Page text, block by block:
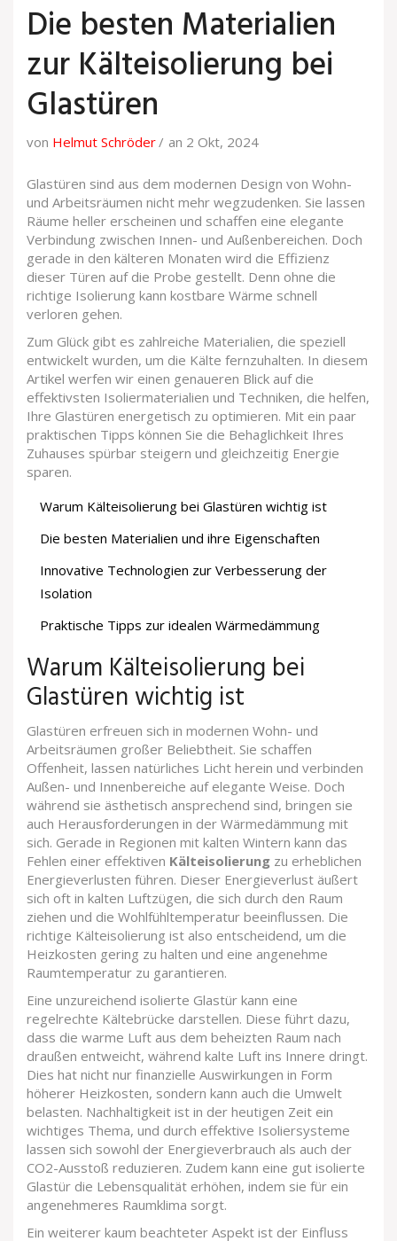
Die besten Materialien
zur Kälteisolierung bei
Glastüren
von Helmut Schröder an 2 Okt, 2024
Glastüren sind aus dem modernen Design von Wohn-
und Arbeitsräumen nicht mehr wegzudenken. Sie lassen
Räume heller erscheinen und schaffen eine elegante
Verbindung zwischen Innen- und Außenbereichen. Doch
gerade in den kälteren Monaten wird die Effizienz
dieser Türen auf die Probe gestellt. Denn ohne die
richtige Isolierung kann kostbare Wärme schnell
verloren gehen.
Zum Glück gibt es zahlreiche Materialien, die speziell
entwickelt wurden, um die Kälte fernzuhalten. In diesem
Artikel werfen wir einen genaueren Blick auf die
effektivsten Isoliermaterialien und Techniken, die helfen,
Ihre Glastüren energetisch zu optimieren. Mit ein paar
praktischen Tipps können Sie die Behaglichkeit Ihres
Zuhauses spürbar steigern und gleichzeitig Energie
sparen.
Warum Kälteisolierung bei Glastüren wichtig ist
Die besten Materialien und ihre Eigenschaften
Innovative Technologien zur Verbesserung der
Isolation
Praktische Tipps zur idealen Wärmedämmung
Warum Kälteisolierung bei
Glastüren wichtig ist
Glastüren erfreuen sich in modernen Wohn- und
Arbeitsräumen großer Beliebtheit. Sie schaffen
Offenheit, lassen natürliches Licht herein und verbinden
Außen- und Innenbereiche auf elegante Weise. Doch
während sie ästhetisch ansprechend sind, bringen sie
auch Herausforderungen in der Wärmedämmung mit
sich. Gerade in Regionen mit kalten Wintern kann das
Fehlen einer effektiven Kälteisolierung zu erheblichen
Energieverlusten führen. Dieser Energieverlust äußert
sich oft in kalten Luftzügen, die sich durch den Raum
ziehen und die Wohlfühltemperatur beeinflussen. Die
richtige Kälteisolierung ist also entscheidend, um die
Heizkosten gering zu halten und eine angenehme
Raumtemperatur zu garantieren.
Eine unzureichend isolierte Glastür kann eine
regelrechte Kältebrücke darstellen. Diese führt dazu,
dass die warme Luft aus dem beheizten Raum nach
draußen entweicht, während kalte Luft ins Innere dringt.
Dies hat nicht nur finanzielle Auswirkungen in Form
höherer Heizkosten, sondern kann auch die Umwelt
belasten. Nachhaltigkeit ist in der heutigen Zeit ein
wichtiges Thema, und durch effektive Isoliersysteme
lassen sich sowohl der Energieverbrauch als auch der
CO2-Ausstoß reduzieren. Zudem kann eine gut isolierte
Glastür die Lebensqualität erhöhen, indem sie für ein
angenehmeres Raumklima sorgt.
Ein weiterer kaum beachteter Aspekt ist der Einfluss